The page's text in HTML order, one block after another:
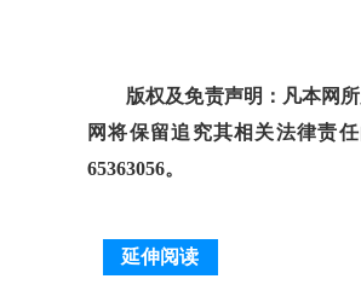
版权及免责声明：凡本网所
网将保留追究其相关法律责
65363056。
延伸阅读